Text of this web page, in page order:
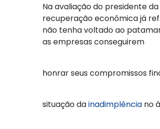
Na avaliação do presidente
recuperação econômica já
não tenha voltado ao
as empresas conseguirem
honrar seus compromissos
situação dainadimplência no